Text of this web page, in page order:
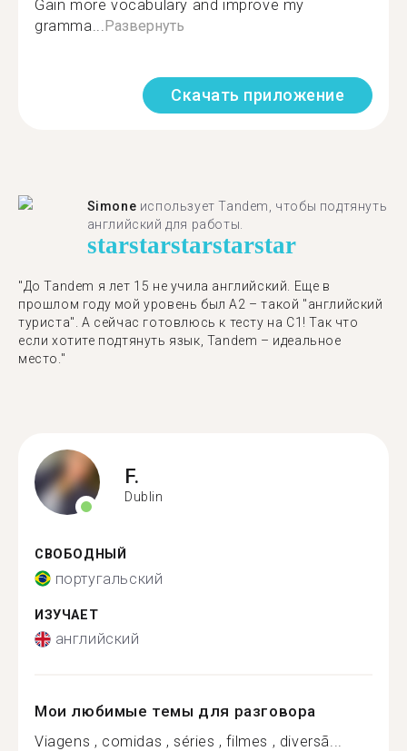
Gain more vocabulary and improve my
gramma...Развернуть
Скачать приложение
Simone использует Tandem, чтобы подтянуть
английский для работы.
starstarstarstarstar
"До Tandem я лет 15 не учила английский. Еще в
прошлом году мой уровень был A2 – такой "английский
туриста". А сейчас готовлюсь к тесту на C1! Так что
если хотите подтянуть язык, Tandem – идеальное
место."
F.
Dublin
СВОБОДНЫЙ
португальский
ИЗУЧАЕТ
английский
Мои любимые темы для разговора
Viagens , comidas , séries , filmes , diversã...